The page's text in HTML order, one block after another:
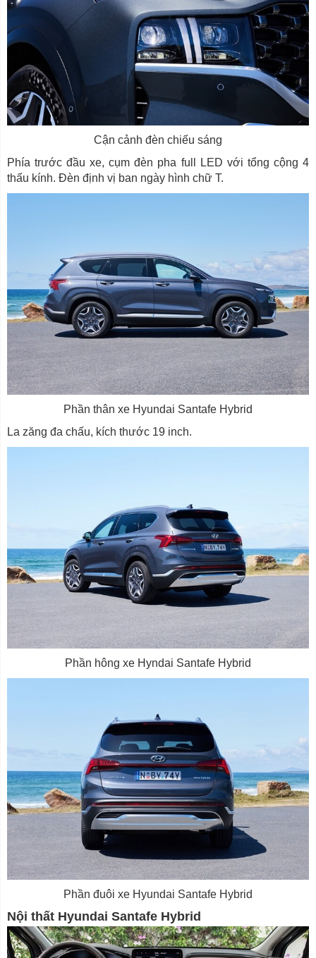
Cận cảnh đèn chiếu sáng
Phía trước đầu xe, cụm đèn pha full LED với tổng cộng 4
thấu kính. Đèn định vị ban ngày hình chữ T.
Phần thân xe Hyundai Santafe Hybrid
La zăng đa chấu, kích thước 19 inch.
Phần hông xe Hyndai Santafe Hybrid
Phần đuôi xe Hyundai Santafe Hybrid
Nội thất Hyundai Santafe Hybrid